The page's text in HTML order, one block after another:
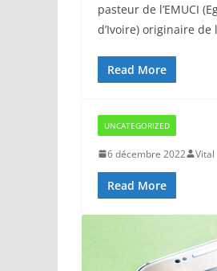
pasteur de l’EMUCI
d’Ivoire) originaire de
Read More
UNCATEGORIZED
6 décembre 2022 Vital
Read More